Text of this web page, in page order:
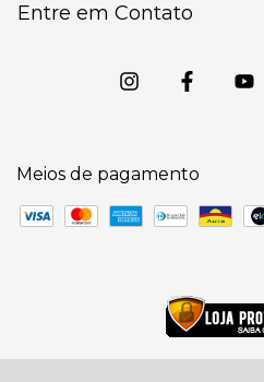
Entre em Contato
Meios de pagamento